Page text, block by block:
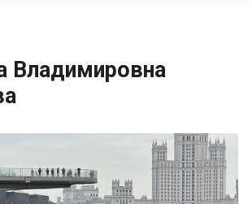
Владимировна